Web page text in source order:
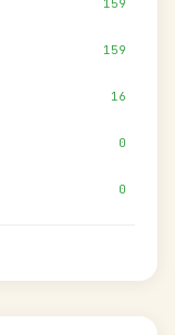
159
159
16
0
0